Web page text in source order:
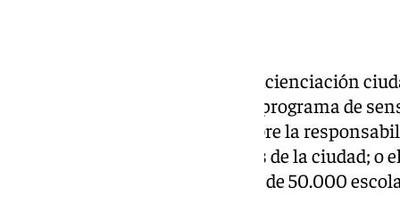
Por otro lado, en paralelo, la concienciación
acción, con iniciativas como el programa de
quiero!?’, que trata de incidir sobre la
imagen de los espacios públicos de la ciudad; o
Verde’, en el que participan más de 50.000